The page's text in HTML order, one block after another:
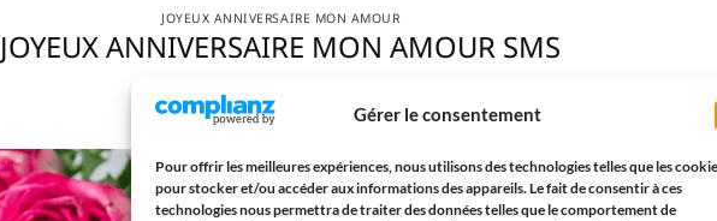
Gérer le consentement
Pour offrir les meilleures expériences, nous utilisons des technologies telles que les
pour stocker et/ou accéder aux informations des appareils. Le fait de consentir à ces
technologies nous permettra de traiter des données telles que le comportement de
JOYEUX ANNIVERSAIRE MON AMOUR
JOYEUX ANNIVERSAIRE MON AMOUR SMS
PUBLIÉ LEPARPAROLESDAMOUR